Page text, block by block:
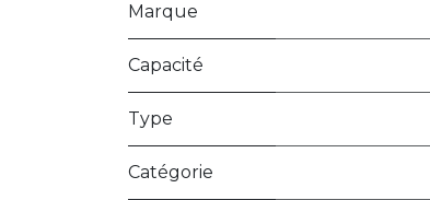
Marque
Capacité
Type
Catégorie